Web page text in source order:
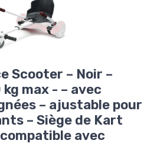
Scooter – Noir –
max - – avec
– ajustable pour
– Siège de Kart
avec